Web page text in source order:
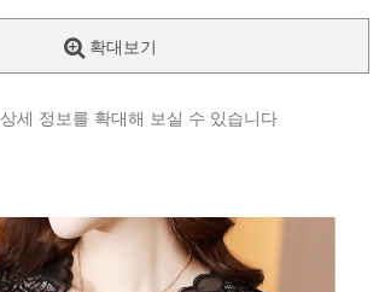
확대보기
상세 정보를 확대해 보실 수 있습니다